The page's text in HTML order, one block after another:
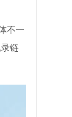
不一
链